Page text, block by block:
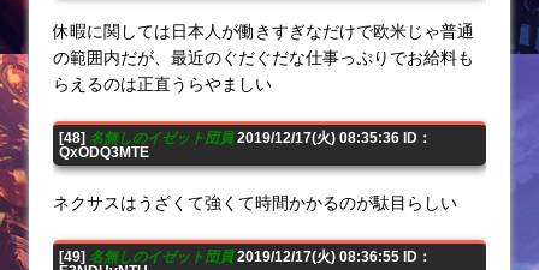
休暇に関しては日本人が働きすぎなだけで欧米じゃ普通
の範囲内だが、最近のぐだぐだな仕事っぷりでお給料も
らえるのは正直うらやましい
[48] 名無しのイゼット団員2019/12/17(火) 08:35:36 ID：
QxODQ3MTE
ネクサスはうざくて強くて時間かかるのが駄目らしい
[49] 名無しのイゼット団員2019/12/17(火) 08:36:55 ID：